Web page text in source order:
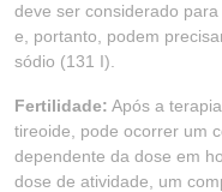
deve ser considerado
e, portanto, podem
sódio (131 I).
Fertilidade: Após a
tireoide, pode ocorrer um
dependente da dose em
dose de atividade, um